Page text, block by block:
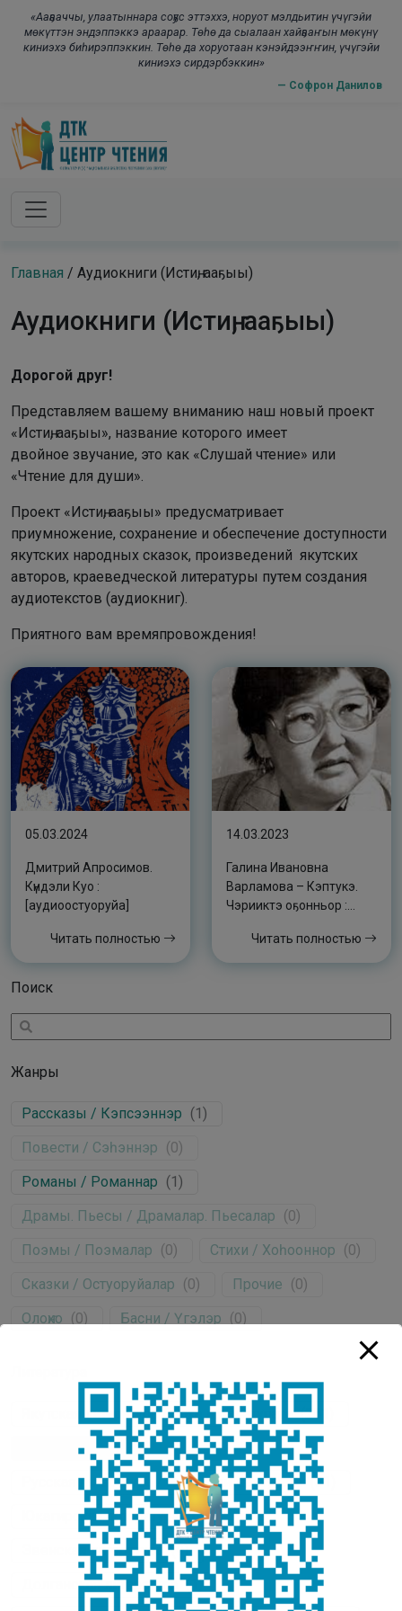
«Ааҕааччы, улаатыннара соҕус эттэххэ, норуот мэлдьитин үчүгэйи
мөкүттэн эндэппэккэ араарар. Төһө да сыалаан хайҕааҥын мөкүнү
киниэхэ биһирэппэккин. Төһө да хоруотаан кэнэйдээҥҥин, үчүгэйи
киниэхэ сирдэрбэккин»
— Софрон Данилов
Skip to main content
Главная / Аудиокниги (Истиҥ, ааҕыы)
Аудиокниги (Истиҥ, ааҕыы)
Дорогой друг!
Представляем вашему вниманию наш новый проект
«Истиҥ, ааҕыы», название которого имеет
двойное звучание, это как «Слушай чтение» или
«Чтение для души».
Проект «Истиҥ, ааҕыы» предусматривает
приумножение, сохранение и обеспечение доступности
якутских народных сказок, произведений якутских
авторов, краеведческой литературы путем создания
аудиотекстов (аудиокниг).
Приятного вам времяпровождения!
05.03.2024
Дмитрий Апросимов.
Күндэли Куо :
[аудиоостуоруйа]
Читать полностью
14.03.2023
Галина Ивановна
Варламова – Кэптукэ.
Чэрииктэ оҕонньор :
Читать полностью
Поиск
Жанры
Рассказы / Кэпсээннэр (1)
Повести / Сэһэннэр (0)
Романы / Романнар (1)
Драмы. Пьесы / Драмалар. Пьесалар (0)
Поэмы / Поэмалар (0) Стихи / Хоһооннор (0)
Сказки / Остуоруйалар (0) Прочие (0)
Олоҥхо (0) Басни / Үгэлэр (0)
Якутская литература / Саха литературата (251
Эвенкийская литература
(2)
Русская литература / Нуучча литературата (31
Юкагирская литература (6)
Эвенская литература (9)
Долганская литература
(1)